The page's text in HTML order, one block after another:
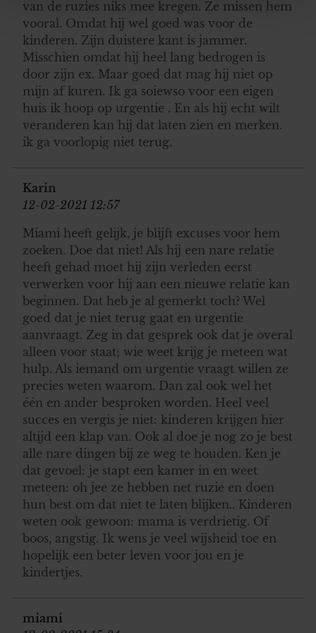
personaliseren, om functies voor social media te bieden
en om ons websiteverkeer te analyseren. Ook delen we
informatie over uw gebruik van onze site met onze
partners voor social media, adverteren en analyse. Deze
partners kunnen deze gegevens combineren met andere
informatie die u aan ze heeft verstrekt of die ze hebben
verzameld op basis van uw gebruik van hun services. U
gaat akkoord met onze cookies als u onze website blijft
van de ruzies niks mee kregen. Ze missen hem
vooral. Omdat hij wel goed was voor de
kinderen. Zijn duistere kant is jammer.
Misschien omdat hij heel lang bedrogen is
door zijn ex. Maar goed dat mag hij niet op
mijn af kuren. Ik ga soiewso voor een eigen
huis ik hoop op urgentie . En als hij echt wilt
veranderen kan hij dat laten zien en merken.
ik ga voorlopig niet terug.
Karin
12-02-2021 12:57
Miami heeft gelijk, je blijft excuses voor hem
zoeken. Doe dat niet! Als hij een nare relatie
heeft gehad moet hij zijn verleden eerst
verwerken voor hij aan een nieuwe relatie kan
beginnen. Dat heb je al gemerkt toch? Wel
goed dat je niet terug gaat en urgentie
aanvraagt. Zeg in dat gesprek ook dat je overal
alleen voor staat; wie weet krijg je meteen wat
hulp. Als iemand om urgentie vraagt willen ze
precies weten waarom. Dan zal ook wel het
één en ander besproken worden. Heel veel
succes en vergis je niet: kinderen krijgen hier
altijd een klap van. Ook al doe je nog zo je best
alle nare dingen bij ze weg te houden. Ken je
dat gevoel: je stapt een kamer in en weet
meteen: oh jee ze hebben net ruzie en doen
hun best om dat niet te laten blijken.. Kinderen
weten ook gewoon: mama is verdrietig. Of
boos, angstig. Ik wens je veel wijsheid toe en
hopelijk een beter leven voor jou en je
kindertjes.
miami